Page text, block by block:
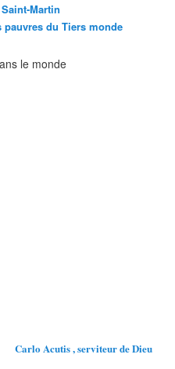
Martin
pauvres du Tiers monde
le monde
Carlo Acutis , serviteur de Dieu